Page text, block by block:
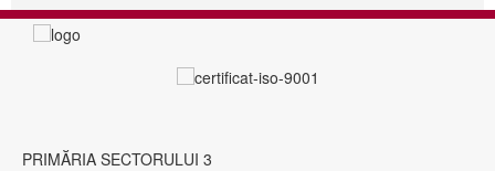
PRIMĂRIA SECTORULUI 3